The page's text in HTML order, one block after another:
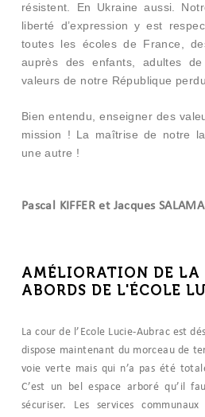
résistent. En Ukraine aussi.
liberté d’expression y est
toutes les écoles de France,
auprès des enfants, adultes
valeurs de notre République
Bien entendu, enseigner des
mission ! La maîtrise de notre
une autre !
Pascal KIFFER et Jacques
AMÉLIORATION DE LA
ABORDS DE L'ÉCOLE
La cour de l’Ecole Lucie-Aubrac est
dispose maintenant du morceau de
voie verte mais qui n’a pas été
C’est un bel espace arboré qu’il
sécuriser. Les services